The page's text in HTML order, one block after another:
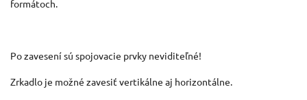
formátoch.
Po zavesení sú spojovacie prvky neviditeľné!
Zrkadlo je možné zavesiť vertikálne aj horizontálne.